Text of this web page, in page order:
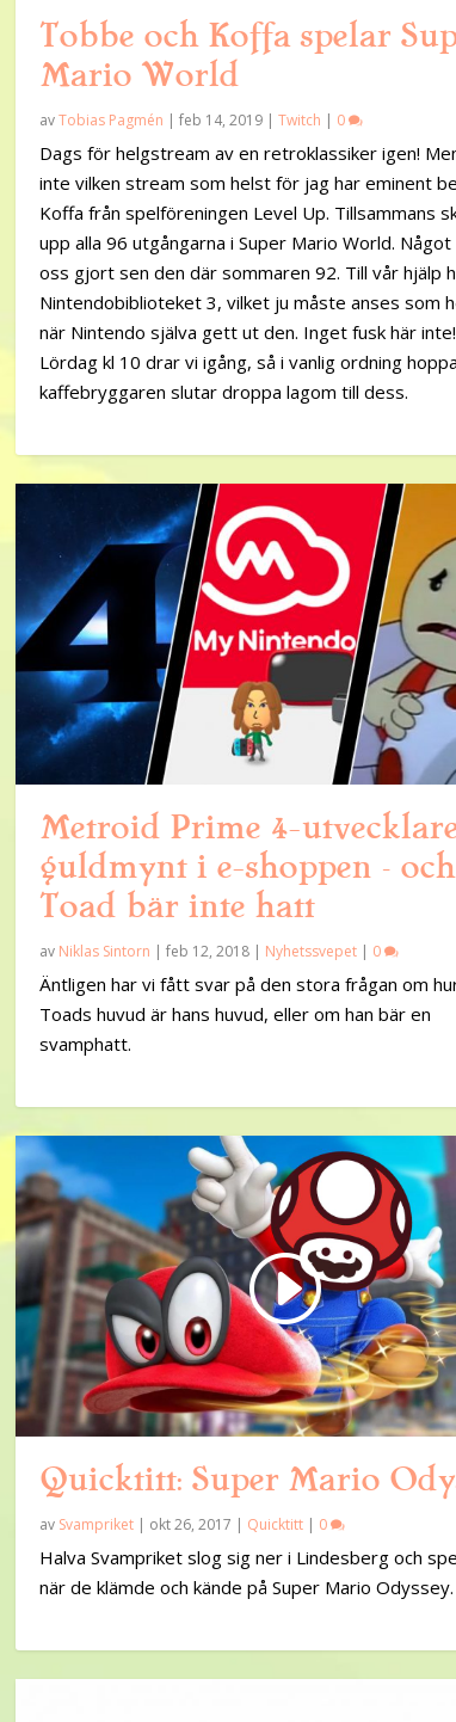
Tobbe och Koffa spelar
Mario World
avTobias Pagmén | feb 14, 2019| Twitch | 0
Dags för helgstream av en retroklassiker igen!
inte vilken stream som helst för jag har eminent
Koffa från spelföreningen Level Up. Tillsammans
upp alla 96 utgångarna i Super Mario World. Något
oss gjort sen den där sommaren 92. Till vår hjälp
Nintendobiblioteket 3, vilket ju måste anses som
när Nintendo själva gett ut den. Inget fusk här inte!
Lördag kl 10 drar vi igång, så i vanlig ordning
kaffebryggaren slutar droppa lagom till dess.
Metroid Prime 4-
guldmynt i e-shoppen – och
Toad bär inte hatt
av Niklas Sintorn | feb 12, 2018| Nyhetssvepet| 0
Äntligen har vi fått svar på den stora frågan om
Toads huvud är hans huvud, eller om han bär en
svamphatt.
Quicktitt: Super Mario
av Svampriket| okt 26, 2017 | Quicktitt| 0
Halva Svampriket slog sig ner i Lindesberg och
när de klämde och kände på Super Mario Odyssey.